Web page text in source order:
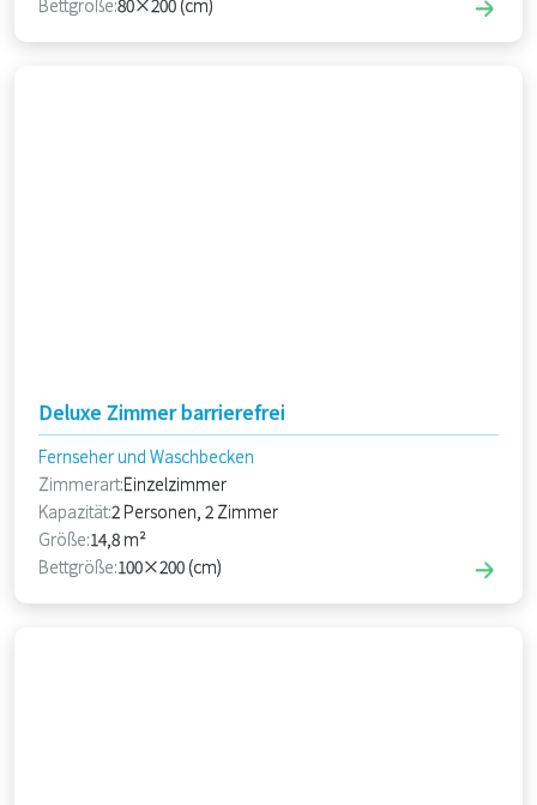
Bettgröße:80×200 (cm)
Deluxe Zimmer barrierefrei
Fernseher und Waschbecken
Zimmerart:Einzelzimmer
Kapazität:2 Personen, 2 Zimmer
Größe:14,8 m²
Bettgröße:100×200 (cm)